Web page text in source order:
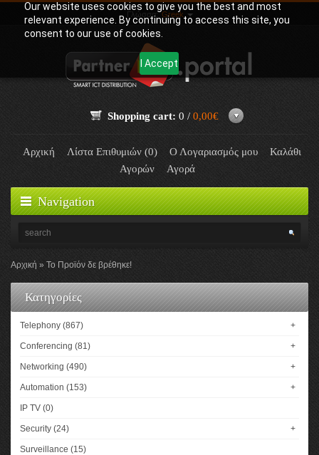
Our website uses cookies to give you the best and most
relevant experience. By continuing to access this site, you
consent to our use of cookies.
I Accept
Γλώσσα:Greek
Shopping cart: 0 / 0,00€
Αρχική Λίστα Επιθυμιών (0) Ο Λογαριασμός μου
Καλάθι
Αγορών
Αγορά
Navigation
Αρχική Το Προϊόν δε βρέθηκε!
Κατηγορίες
Telephony (867) +
Conferencing (81) +
Networking (490) +
Automation (153) +
IP TV (0)
Security (24) +
Surveillance (15)